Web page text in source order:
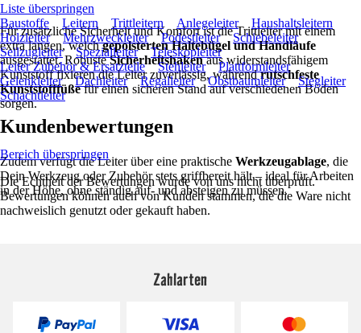
Für zusätzliche Sicherheit und Komfort ist die Trittleiter mit einem
extra langen, weichgepolsterten Haltebügel und Handläufe
ausgestattet. RobusteSicherheitshakenaus widerstandsfähigem
Kunststoff fixieren die Leiter zuverlässig, währendrutschfeste
Kunststofffüßefür einen sicheren Stand auf verschiedenen Böden
sorgen.
Zudem verfügt die Leiter über eine praktische Werkzeugablage, die
Dein Werkzeug oder Zubehör stets griffbereit hält – ideal für Arbeiten
in der Höhe, ohne ständig auf- und absteigen zu müssen.
Liste überspringen
Baustoffe
Leitern Trittleitern Anlegeleiter
Haushaltsleitern
Holzleiter
Mehrzweckleiter Podestleiter
Schiebeleiter
Seilzugleiter
Spezialleiter
Teleskopleiter
Leiter Zubehör & Ersatzteile
Stehleiter
Plattformleiter
Gelenkleiter
Dachleiter Regalleiter Obstbaumleiter
Stegleiter
Schachtleiter
Kundenbewertungen
Bereich überspringen
Die Echtheit der Bewertungen wurde von uns nicht überprüft.
Bewertungen können auch von Kunden stammen, die die Ware nicht
nachweislich genutzt oder gekauft haben.
Zahlarten